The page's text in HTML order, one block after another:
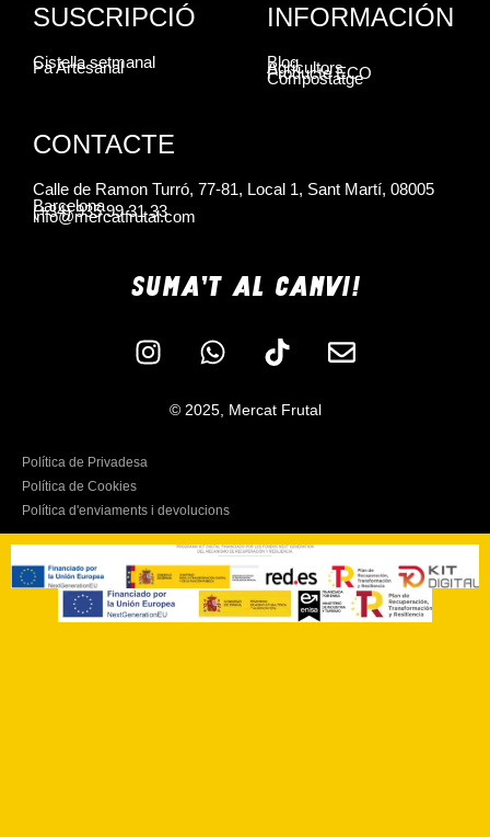
SUSCRIPCIÓ
Cistella setmanal
Pa Artesanal
INFORMACIÓN
Blog
Agricultors
Producte ECO
Compostatge
CONTACTE
Calle de Ramon Turró, 77-81, Local 1, Sant Martí, 08005
Barcelona
(+34) 935 99 31 33
info@mercatfrutal.com
SUMA'T AL CANVI!
© 2025, Mercat Frutal
Política de Privadesa
Política de Cookies
Política d'enviaments i devolucions